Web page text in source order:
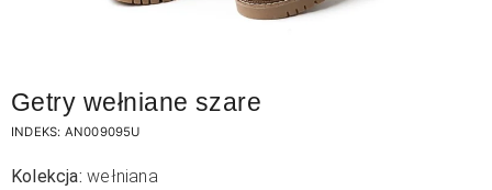
Getry wełniane szare
INDEKS: AN009095U
Kolekcja: wełniana